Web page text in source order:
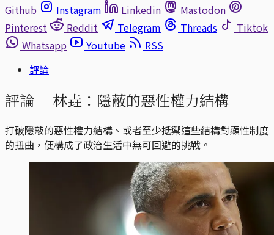
Github
Instagram Linkedin
Mastodon
Pinterest
Reddit Telegram Threads
Tiktok
Whatsapp
Youtube
RSS
評論
評論｜ 林垚：隱蔽的惡性權力結構
打破隱蔽的惡性權力結構、或者至少抵禦這些結構對顯性制度
的扭曲，便構成了政治生活中無可回避的挑戰。